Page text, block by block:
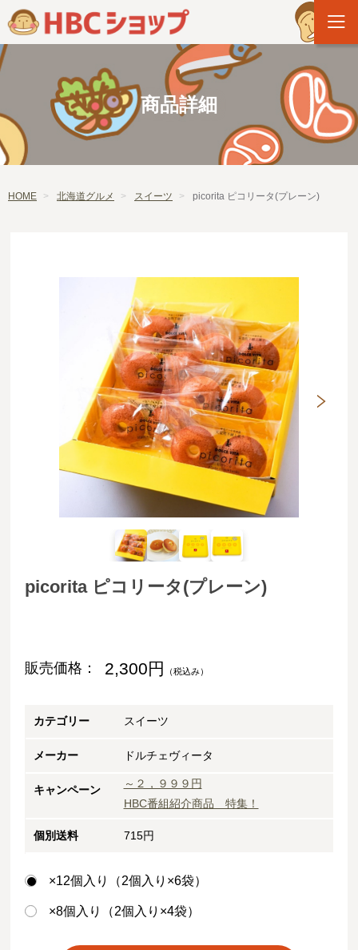
商品詳細
HOME 北海道グルメ スイーツ picorita ピコリータ(プレーン)
picorita ピコリータ(プレーン)
販売価格： 2,300円 （税込み）
カテゴリー スイーツ
メーカー ドルチェヴィータ
キャンペーン
～２，９９９円
HBC番組紹介商品 特集！
個別送料 715円
×12個入り（2個入り×6袋）
×8個入り（2個入り×4袋）